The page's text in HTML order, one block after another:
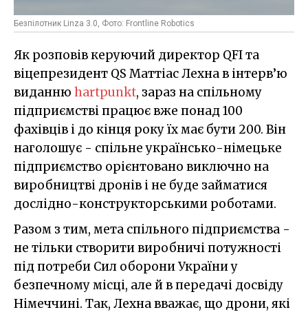
Безпілотник Linza 3.0, Фото: Frontline Robotics
Як розповів керуючий директор QFI та
віцепрезидент QS Маттіас Лехна в інтерв’ю
виданню hartpunkt, зараз на спільному
підприємстві працює вже понад 100
фахівців і до кінця року їх має бути 200. Він
наголошує - спільне українсько-німецьке
підприємство орієнтовано виключно на
виробництві дронів і не буде займатися
дослідно-конструкторськими роботами.
Разом з тим, мета спільного підприємства -
не тільки створити виробничі потужності
під потреби Сил оборони України у
безпечному місці, але й в передачі досвіду
Німеччині. Так, Лехна вважає, що дрони, які